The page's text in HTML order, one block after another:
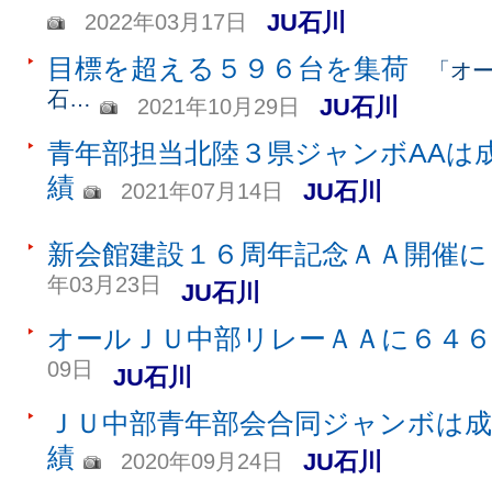
2022年03月17日 JU石川
目標を超える５９６台を集荷 「オ
石… 2021年10月29日 JU石川
青年部担当北陸３県ジャンボAAは
績 2021年07月14日 JU石川
新会館建設１６周年記念ＡＡ開催
年03月23日 JU石川
オールＪＵ中部リレーＡＡに６４
09日 JU石川
ＪＵ中部青年部会合同ジャンボは
績 2020年09月24日 JU石川